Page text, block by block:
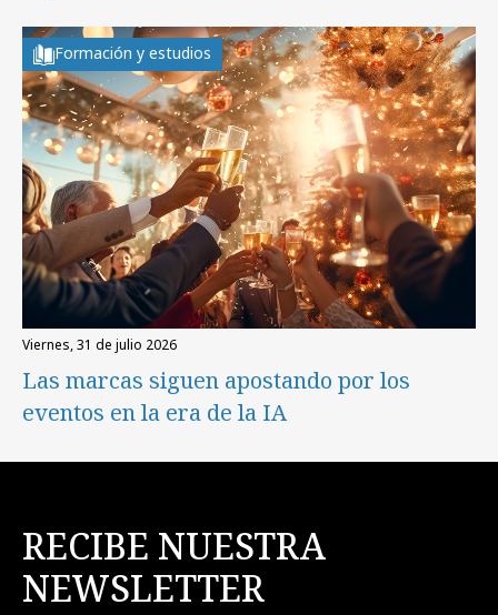
Formación y estudios
viernes, 31 de julio 2026
Las marcas siguen apostando por los
eventos en la era de la IA
RECIBE NUESTRA
NEWSLETTER